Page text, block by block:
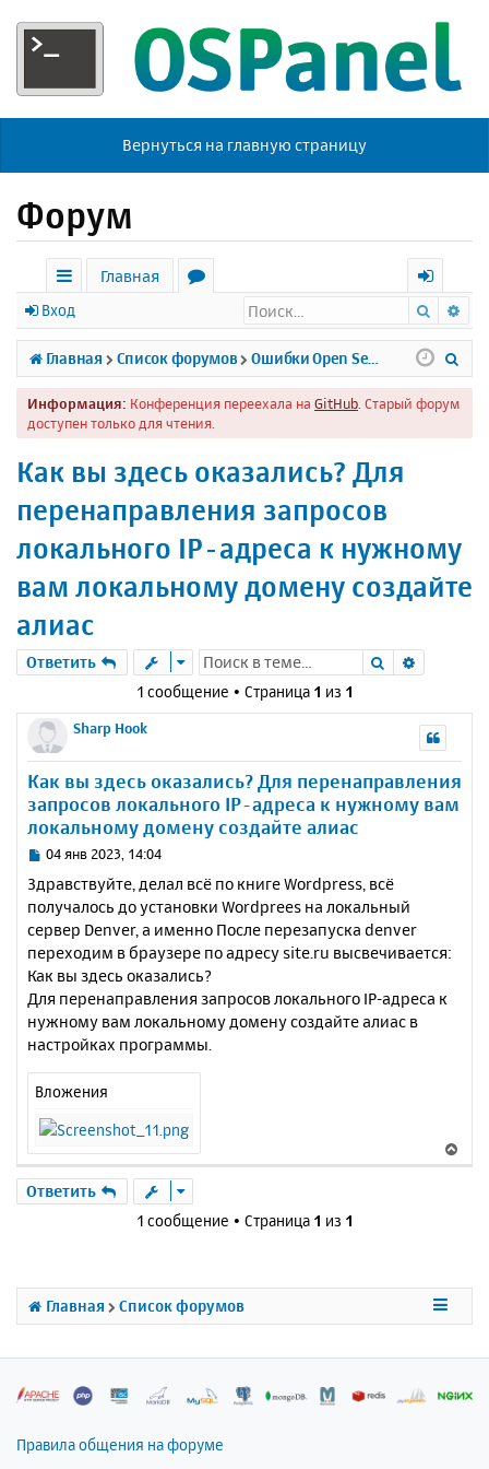
Вернуться на главную страницу
Форум
с
ы
л
к
Главная
р
у
м
х
о
д
Вход Поиск
Главная Список форумов
Информация: Конференция переехала на GitHub . Старый форум
доступен только для чтения.
Как вы здесь оказались? Для
перенаправления запросов
локального IP-адреса к нужному
вам локальному домену создайте
алиас
Ответить Поиск
1 сообщение • Страница 1 из 1
Sharp Hook
Как вы здесь оказались? Для перенаправления
запросов локального IP-адреса к нужному вам
локальному домену создайте алиас
С
о
б
щ
е
н
е
04 янв 2023, 14:04
Здравствуйте, делал всё по книге Wordpress, всё
получалось до установки Wordprees на локальный
сервер Denver, а именно После перезапуска denver
переходим в браузере по адресу site.ru высвечивается:
Как вы здесь оказались?
Для перенаправления запросов локального IP-адреса к
нужному вам локальному домену создайте алиас в
настройках программы.
Вложения
е
с
н
ч
Ответить
1 сообщение • Страница 1 из 1
Главная Список форумов
Правила общения на форуме